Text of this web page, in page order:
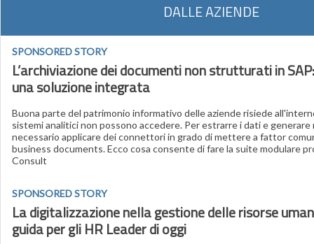
DALLE AZIENDE
SPONSORED STORY
L’archiviazione dei documenti non strutturati in
una soluzione integrata
Buona parte del patrimonio informativo delle aziende risiede
sistemi analitici non possono accedere. Per estrarre i dati e generare
necessario applicare dei connettori in grado di mettere a fattor
business documents. Ecco cosa consente di fare la suite modulare
Consult
SPONSORED STORY
La digitalizzazione nella gestione delle risorse
guida per gli HR Leader di oggi